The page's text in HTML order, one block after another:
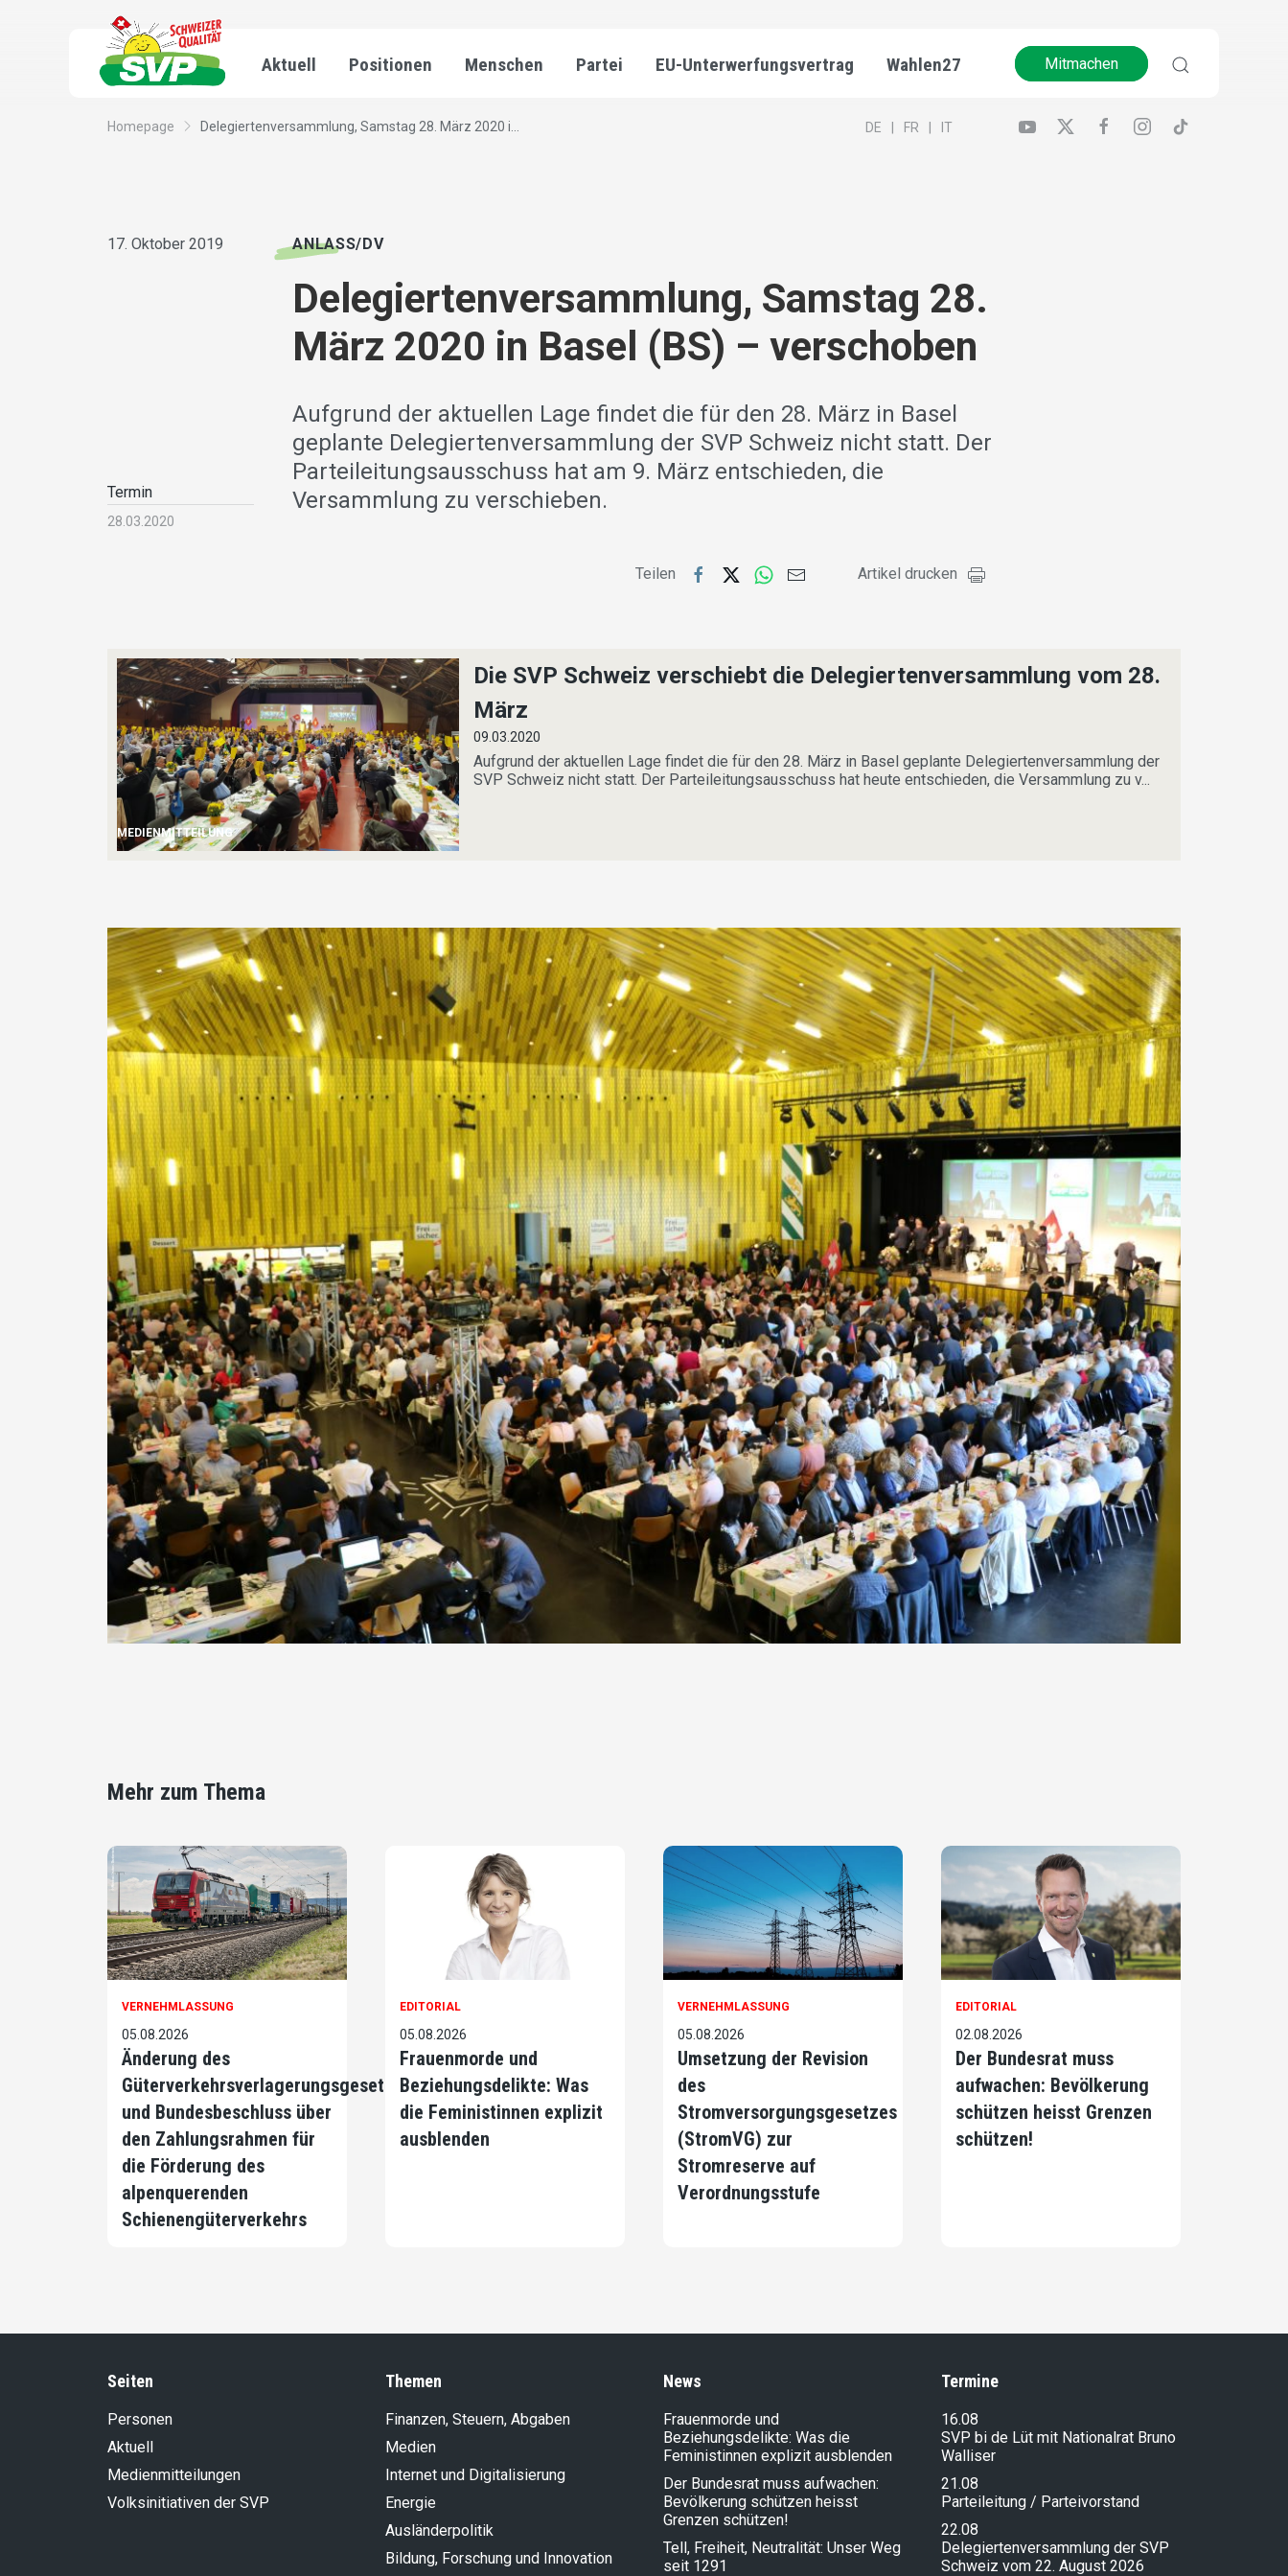
Aktuell Positionen Menschen Partei EU-Unterwerfungsvertrag Wahlen27 Mitmachen
Homepage Delegiertenversammlung, Samstag 28. März 2020 i... DE FR IT
17. Oktober 2019
Termin
28.03.2020
ANLASS/DV
Delegiertenversammlung, Samstag 28.
März 2020 in Basel (BS) – verschoben
Aufgrund der aktuellen Lage findet die für den 28. März in Basel
geplante Delegiertenversammlung der SVP Schweiz nicht statt. Der
Parteileitungsausschuss hat am 9. März entschieden, die
Versammlung zu verschieben.
Teilen Artikel drucken
MEDIENMITTEILUNG
Die SVP Schweiz verschiebt die Delegiertenversammlung vom 28.
März
09.03.2020
Aufgrund der aktuellen Lage findet die für den 28. März in Basel geplante Delegiertenversammlung der
SVP Schweiz nicht statt. Der Parteileitungsausschuss hat heute entschieden, die Versammlung zu v...
Mehr zum Thema
VERNEHMLASSUNG
05.08.2026
Änderung des
Güterverkehrsverlagerungsgesetzes
und Bundesbeschluss über
den Zahlungsrahmen für
die Förderung des
alpenquerenden
Schienengüterverkehrs
EDITORIAL
05.08.2026
Frauenmorde und
Beziehungsdelikte: Was
die Feministinnen explizit
ausblenden
VERNEHMLASSUNG
05.08.2026
Umsetzung der Revision
des
Stromversorgungsgesetzes
(StromVG) zur
Stromreserve auf
Verordnungsstufe
EDITORIAL
02.08.2026
Der Bundesrat muss
aufwachen: Bevölkerung
schützen heisst Grenzen
schützen!
Seiten
Personen
Aktuell
Medienmitteilungen
Volksinitiativen der SVP
Themen
Finanzen, Steuern, Abgaben
Medien
Internet und Digitalisierung
Energie
Ausländer­politik
Bildung, Forschung und Innovation
News
Frauenmorde und
Beziehungsdelikte: Was die
Feministinnen explizit ausblenden
Der Bundesrat muss aufwachen:
Bevölkerung schützen heisst
Grenzen schützen!
Tell, Freiheit, Neutralität: Unser Weg
seit 1291
Termine
16.08
SVP bi de Lüt mit Nationalrat Bruno
Walliser
21.08
Parteileitung / Parteivorstand
22.08
Delegiertenversammlung der SVP
Schweiz vom 22. August 2026